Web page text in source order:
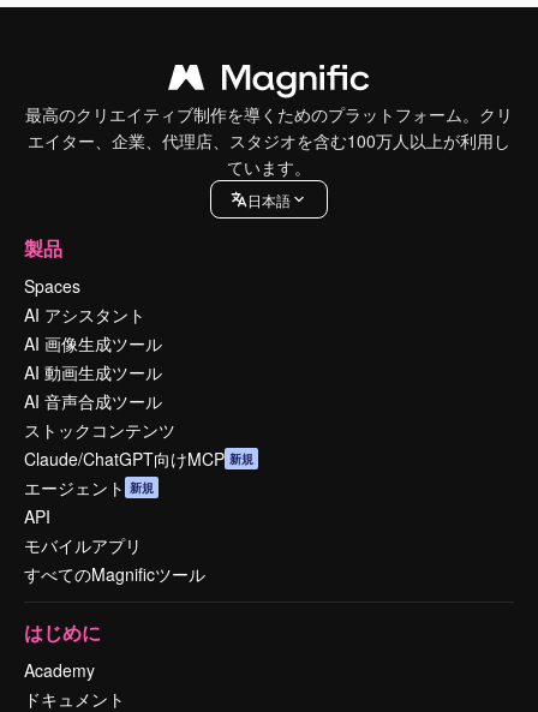
最高のクリエイティブ制作を導くためのプラットフォーム。クリ
エイター、企業、代理店、スタジオを含む100万人以上が利用し
ています。
日本語
製品
Spaces
AI アシスタント
AI 画像生成ツール
AI 動画生成ツール
AI 音声合成ツール
ストックコンテンツ
Claude/ChatGPT向けMCP 新規
エージェント 新規
API
モバイルアプリ
すべてのMagnificツール
はじめに
Academy
ドキュメント